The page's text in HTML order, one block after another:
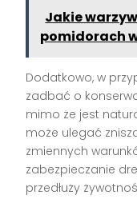
Jakie
pomidorach
Dodatkowo, w
zadbać o
mimo że jest
może ulegać
zmiennych
zabezpieczanie
przedłuży